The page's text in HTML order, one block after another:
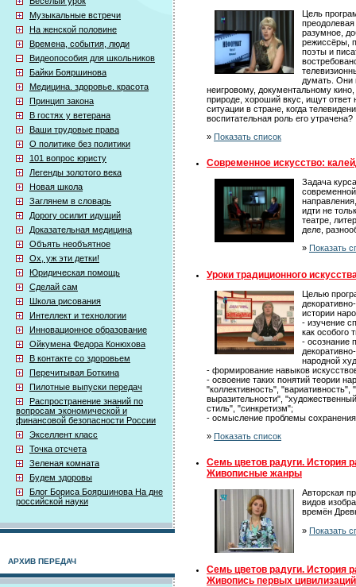
Музыкальные встречи
На женской половине
Времена, события, люди
Видеопособия для школьников
Байки Бояршинова
Медицина. здоровье. красота
Принцип закона
В гостях у ветерана
Ваши трудовые права
О политике без политики
101 вопрос юристу
Легенды золотого века
Новая школа
Заглянем в словарь
Дорогу осилит идущий
Доказательная медицина
Объять необъятное
Ох, уж эти детки!
Юридическая помощь
Сделай сам
Школа рисования
Интеллект и технологии
Инновационное образование
Ойкумена Федора Конюхова
В контакте со здоровьем
Перечитывая Боткина
Пилотные выпуски передач
Распространение знаний по
вопросам экономической и
финансовой безопасности России
Экселлент класс
Точка отсчета
Зеленая комната
Будем здоровы
Блог Бориса Бояршинова На дне
российской науки
АРХИВ ПЕРЕДАЧ
Цель
разумное,
режиссёры,
поэты и
думать. Они
неигровому, документальному
природе, хороший вкус, ищут ответ
ситуации в стране, когда
воспитательная роль его утрачена?
» Показать список
Современное искусство:
Задача
идти не
театре,
деле,
» Показать
Уроки традиционного
Целью
истории
- изучение
как особого
- осознание
народной
- формирование навыков
- освоение таких понятий теории
"коллективность", "вариативность",
выразительности",
стиль", "синкретизм";
- осмысление проблемы сохранения
» Показать список
Семь цветов радуги. История
Живописные жанры
Авторская
видов
времён
» Показать
Семь цветов радуги. История
Живопись первых цивилизаций